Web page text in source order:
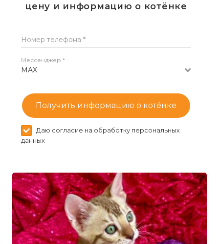
цену и информацию о котёнке
Номер телефона *
Мессенджер *
MAX
Получить информацию о котёнке
Даю согласие на обработку персональных
данных